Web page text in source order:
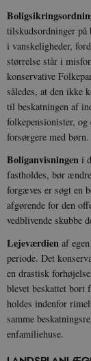
tilskudsordninger
i vanskeligheder,
størrelse står i
konservative
således, at den
til beskatningen af
folkepensionister,
forsørgere med børn.
Boliganvisningen i
fastholdes, bør
forgæves er søgt en
afgørende for den
vedblivende skubbe
Lejeværdien af
periode. Det
en drastisk
blevet beskattet bort
holdes indenfor
samme
enfamiliehuse.